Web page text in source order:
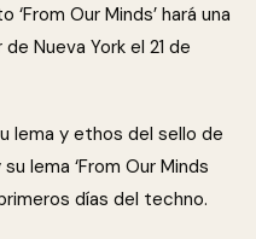
Our Minds’ hará una
Nueva York el 21 de
lema y ethos del sello de
lema ‘From Our Minds
días del techno.